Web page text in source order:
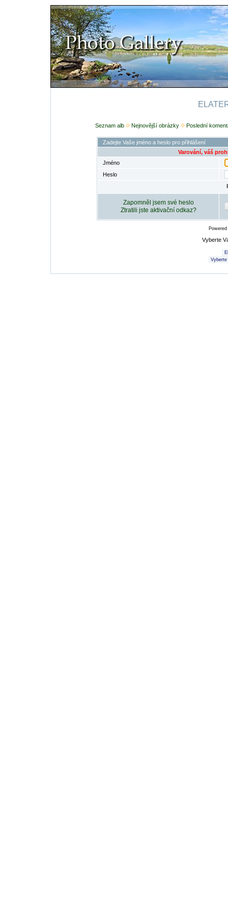
Seznam alb Nejnovější obrázky Poslední
Zadejte Vaše jméno a heslo pro přihlášení
Varování, váš
Jméno
Heslo
Zapomněl jsem své heslo
Ztratili jste aktivační odkaz?
Vyberte